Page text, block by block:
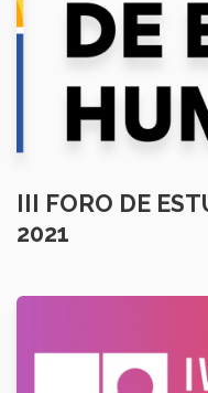
III FORO DE
2021